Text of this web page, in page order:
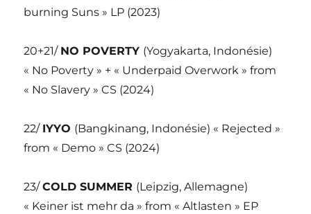
burning Suns » LP (2023)
20+21/ NO POVERTY (Yogyakarta, Indonésie)
« No Poverty » + « Underpaid Overwork » from
« No Slavery » CS (2024)
22/ IYYO (Bangkinang, Indonésie) « Rejected »
from « Demo » CS (2024)
23/COLD SUMMER (Leipzig, Allemagne)
« Keiner ist mehr da » from « Altlasten » EP